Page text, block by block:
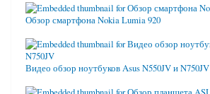
Обзор смартфона Nokia Lumia 920
Видео обзор ноутбуков Asus N550JV и N750JV